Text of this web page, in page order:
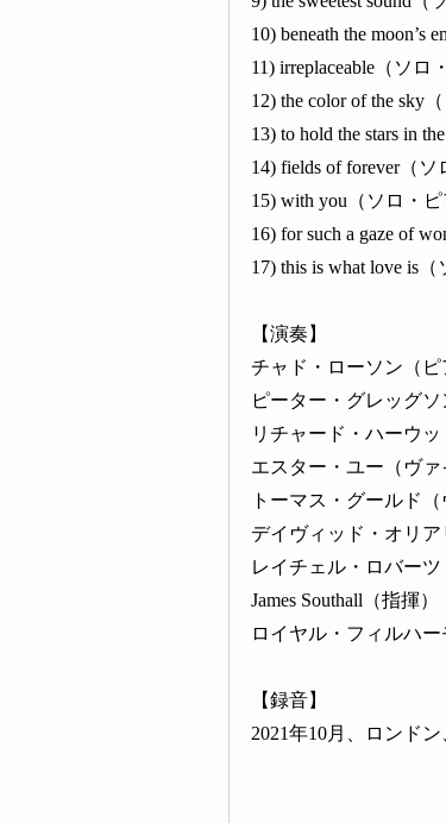
10) beneath the moon’s
11) irreplaceable（ソロ
12) the color of the sky
13) to hold the stars in
14) fields of forever（ソ
15) with you（ソロ・ピ
16) for such a gaze of
17) this is what love is（
【演奏】
チャド・ローソン（ピ
ピーター・グレッグソ
リチャード・ハーウッ
エスター・ユー（ヴァ
トーマス・グールド
デイヴィッド・オリア
レイチェル・ロバーツ
James Southall（指揮）
ロイヤル・フィルハー
【録音】
2021年10月、ロンド